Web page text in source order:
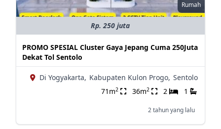
Rumah
Rp. 250 juta
PROMO SPESIAL Cluster Gaya Jepang Cuma 250Juta
Dekat Tol Sentolo
Di Yogyakarta, Kabupaten Kulon Progo, Sentolo
71m2 36m2 2 1
2 tahun yang lalu